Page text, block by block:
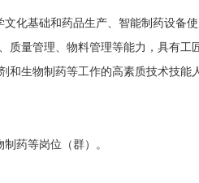
化基础和药品生产、智能制药设备
质量管理、物料管理等能力，具有工
和生物制药等工作的高素质技术技能
药等岗位（群）。